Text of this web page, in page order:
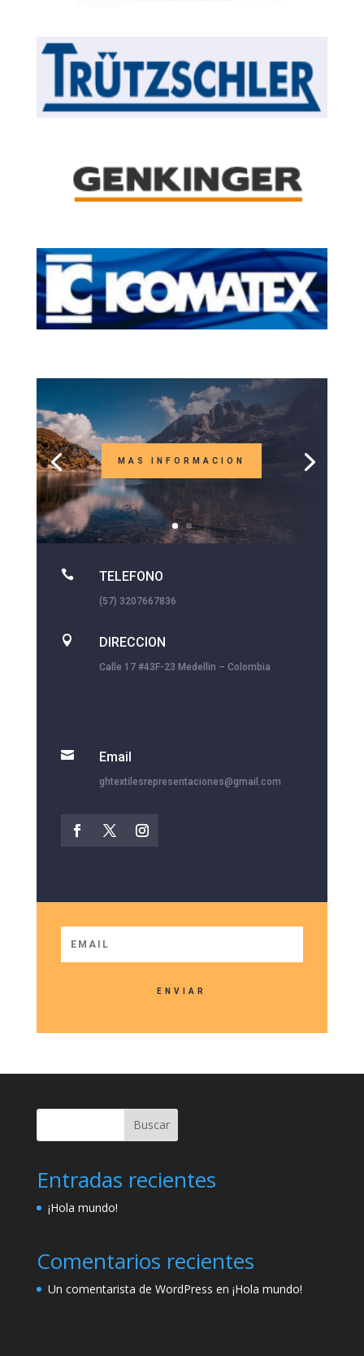
MAS INFORMACION
 TELEFONO
(57) 3207667836
 DIRECCION
Calle 17 #43F-23 Medellin – Colombia
 Email
ghtextilesrepresentaciones@gmail.com
ENVIAR
Buscar
Entradas recientes
¡Hola mundo!
Comentarios recientes
Un comentarista de WordPress en ¡Hola mundo!